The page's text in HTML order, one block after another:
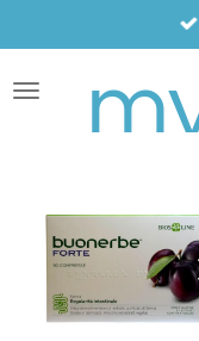
al
contenuto
principale